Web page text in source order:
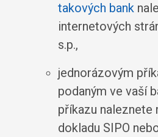
takových bank
internetových
s.p.,
jednorázovým
podaným ve vaší
příkazu naleznete
dokladu SIPO